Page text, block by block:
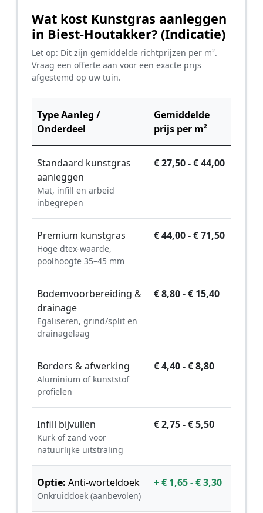
Wat kost Kunstgras aanleggen
in Biest-Houtakker? (Indicatie)
Let op: Dit zijn gemiddelde richtprijzen per m².
Vraag een offerte aan voor een exacte prijs
afgestemd op uw tuin.
Type Aanleg /
Onderdeel
Gemiddelde
prijs per m²
Standaard kunstgras
aanleggen
Mat, infill en arbeid
inbegrepen
€ 27,50 - € 44,00
Premium kunstgras
Hoge dtex-waarde,
poolhoogte 35–45 mm
€ 44,00 - € 71,50
Bodemvoorbereiding &
drainage
Egaliseren, grind/split en
drainagelaag
€ 8,80 - € 15,40
Borders & afwerking
Aluminium of kunststof
profielen
€ 4,40 - € 8,80
Infill bijvullen
Kurk of zand voor
natuurlijke uitstraling
€ 2,75 - € 5,50
Optie: Anti-worteldoek
Onkruiddoek (aanbevolen)
+ € 1,65 - € 3,30